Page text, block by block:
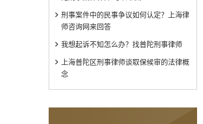
刑事案件中的民事争议如何认定？上海律
师咨询网来回答
我想起诉不知怎么办？找普陀刑事律师
上海普陀区刑事律师谈取保候审的法律概
念